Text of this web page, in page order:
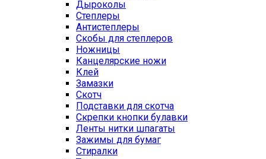
Дыроколы
Степлеры
Антистеплеры
Скобы для степлеров
Ножницы
Канцелярские ножи
Клей
Замазки
Скотч
Подставки для скотча
Скрепки кнопки булавки
Ленты нитки шпагаты
Зажимы для бумаг
Стиралки